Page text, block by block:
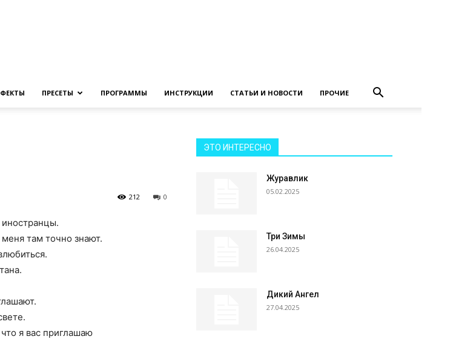
на
ПРЕСЕТЫ ПРОГРАММЫ ИНСТРУКЦИИ СТАТЬИ И НОВОСТИ ПРОЧИЕ
0
212
там точно знают.
я вас приглашаю
ЭТО ИНТЕРЕСНО
Журавлик
05.02.2025
Три Зимы
26.04.2025
Дикий Ангел
27.04.2025